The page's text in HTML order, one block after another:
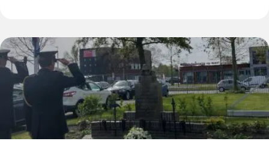
Lees
meer
over
Brandweer
Groningen
oorlogsslachtoffers: